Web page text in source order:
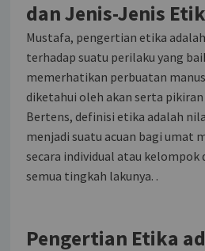
dan Jenis-Jenis
Mustafa, pengertian etika
terhadap suatu perilaku yang
memerhatikan perbuatan
diketahui oleh akan serta
Bertens, definisi etika adalah
menjadi suatu acuan bagi umat
secara individual atau
semua tingkah lakunya. .
Pengertian Etika